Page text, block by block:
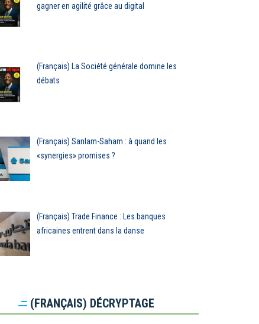
gagner en agilité grâce au digital
(Français) La Société générale domine les
débats
(Français) Sanlam-Saham : à quand les
«synergies» promises ?
(Français) Trade Finance : Les banques
africaines entrent dans la danse
(FRANÇAIS) DÉCRYPTAGE